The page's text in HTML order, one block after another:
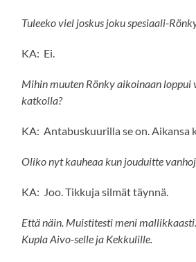
Tuleeko viel joskus joku spesiaali-
KA: Ei.
Mihin muuten Rönky aikoinaan loppui
katkolla?
KA: Antabuskuurilla se on. Aikansa
Oliko nyt kauheaa kun jouduitte
KA: Joo. Tikkuja silmät täynnä.
Että näin. Muistitesti meni
Kupla Aivo-selle ja